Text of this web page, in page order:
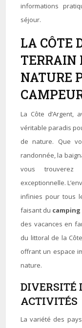
informations
séjour.
LA CÔTE
TERRAIN
NATURE
La Côte d’Argent,
véritable paradis
de nature. Que
randonnée, la
vous
exceptionnelle.
infinies pour tous
faisant du camping
des vacances en
du littoral de la
offrant un espace
nature.
DIVERSITÉ
ACTIVITÉS
La variété des